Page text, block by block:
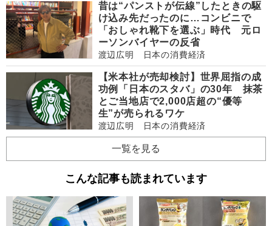
昔は“パンストが伝線”したときの駆
け込み先だったのに…コンビニで
「おしゃれ靴下を選ぶ」時代 元ロ
ーソンバイヤーの反省
渡辺広明 日本の消費経済
【米本社が売却検討】世界屈指の成
功例「日本のスタバ」の30年 抹茶
とご当地店で2,000店超の“優等
生”が売られるワケ
渡辺広明 日本の消費経済
一覧を見る
こんな記事も読まれています